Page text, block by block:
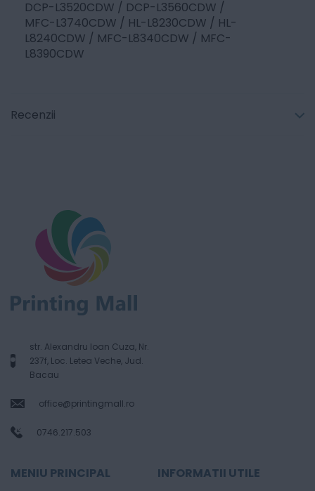
DCP-L3520CDW / DCP-L3560CDW /
MFC-L3740CDW / HL-L8230CDW / HL-
L8240CDW / MFC-L8340CDW / MFC-
L8390CDW
Recenzii
str. Alexandru Ioan Cuza, Nr.
237f, Loc. Letea Veche, Jud.
Bacau
office@printingmall.ro
0746.217.503
MENIU PRINCIPAL INFORMATII UTILE